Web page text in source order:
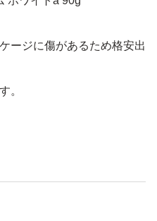
ージに傷があるため格安出
。